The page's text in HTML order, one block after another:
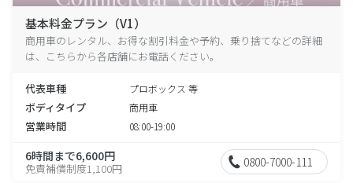
基本料金プラン（V1）
商用車のレンタル、お得な割引料金や予約、乗り捨てなどの詳細
は、こちらから各店舗にお電話ください。
代表車種 プロボックス 等
ボディタイプ 商用車
営業時間 08:00-19:00
6時間まで6,600円
免責補償制度1,100円 0800-7000-111